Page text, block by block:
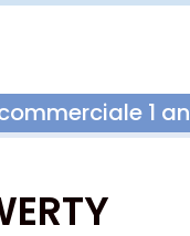
1 an